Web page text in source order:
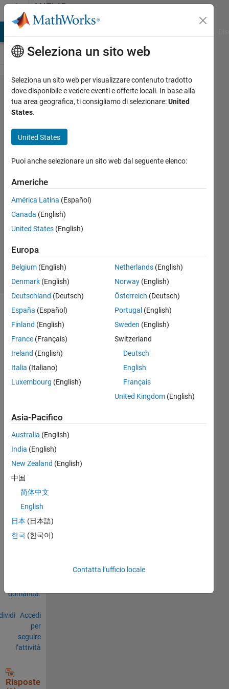
Vai al contenutoMATLAB
Answers
what's
the time
pause(1)
Eman
Ahmed
Elsayed
8 Giu
2
Risposte
14
Visualizzazioni
(30 giorni)
Mostra
commenti
meno
e
equ
s??
0
Commenti
per
commentare.
domanda.
Accedi
per
seguire
l’attività
Risposte
Seleziona un sito web
Seleziona un sito web per visualizzare contenuto tradotto
dove disponibile e vedere eventi e offerte locali. In base alla
tua area geografica, ti consigliamo di selezionare:United
States.
United States
Puoi anche selezionare un sito web dal seguente elenco:
Americhe
América Latina (Español)
Canada (English)
United States (English)
Europa
Belgium (English)
Denmark (English)
Deutschland (Deutsch)
España (Español)
Finland (English)
France (Français)
Ireland (English)
Italia (Italiano)
Luxembourg (English)
Netherlands(English)
Norway(English)
Österreich (Deutsch)
Portugal (English)
Sweden (English)
Switzerland
Deutsch
English
Français
United Kingdom(English)
Asia-Pacifico
Australia (English)
India (English)
New Zealand (English)
中国
简体中文
English
日本 (日本語)
한국 (한국어)
Contatta l’ufficio locale